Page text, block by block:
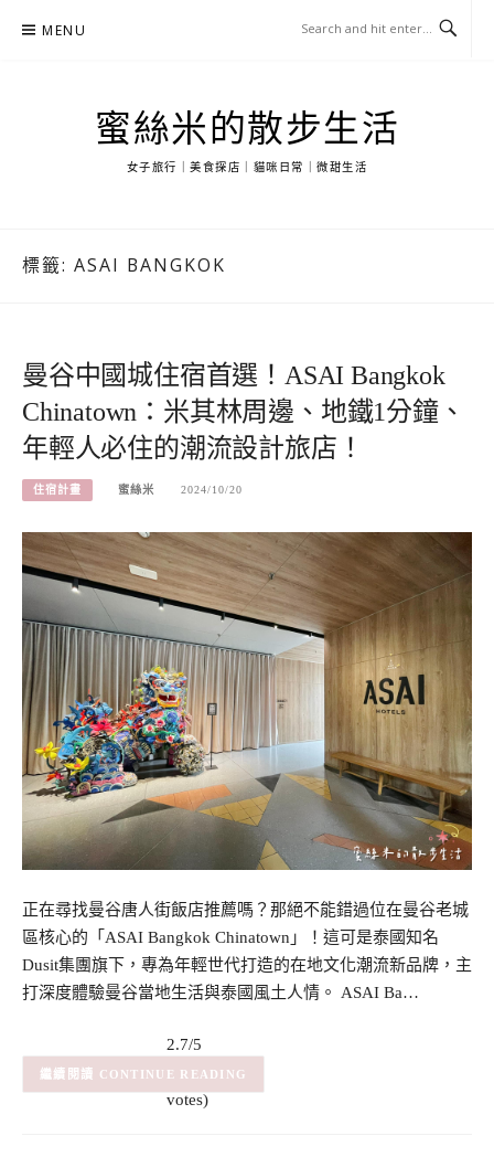
MENU
蜜絲米的散步生活
女子旅行｜美食探店｜貓咪日常｜微甜生活
標籤: ASAI BANGKOK
曼谷中國城住宿首選！ASAI Bangkok
Chinatown：米其林周邊、地鐵1分鐘、
年輕人必住的潮流設計旅店！
住宿計畫 蜜絲米 2024/10/20
正在尋找曼谷唐人街飯店推薦嗎？那絕不能錯過位在曼谷老城
區核心的「ASAI Bangkok Chinatown」！這可是泰國知名
Dusit集團旗下，專為年輕世代打造的在地文化潮流新品牌，主
打深度體驗曼谷當地生活與泰國風土人情。 ASAI Ba…
2.7/5
– (7
votes)
(7) CONTINUE READING